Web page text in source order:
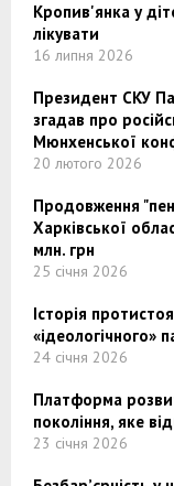
Кропив'янка у
лікувати
16 липня 2026
Президент СКУ
згадав про
Мюнхенської
20 лютого 2026
Продовження
Харківської
млн. грн
25 січня 2026
Історія
«ідеологічного»
24 січня 2026
Платформа
покоління, яке
23 січня 2026